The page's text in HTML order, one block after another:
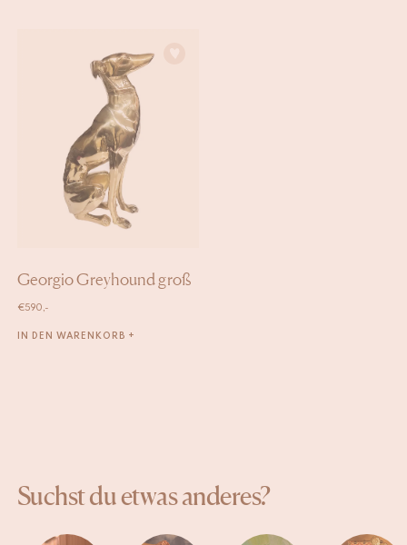
Georgio Greyhound groß
€590,-
IN DEN WARENKORB +
Suchst du etwas anderes?